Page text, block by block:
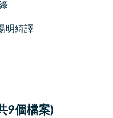
明綺譯
9個檔案)